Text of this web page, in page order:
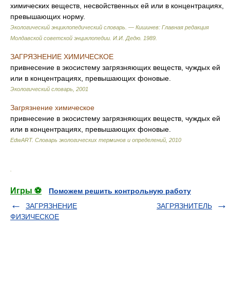
химических веществ, несвойственных ей или в концентрациях,
превышающих норму.
Экологический энциклопедический словарь. — Кишинев: Главная редакция
Молдавской советской энциклопедии И.И. Дедю 1989
ЗАГРЯЗНЕНИЕ ХИМИЧЕСКОЕ
привнесение в экосистему загрязняющих веществ, чуждых ей
или в концентрациях, превышающих фоновые.
Экологический словарь 2001
Загрязнение химическое
привнесение в экосистему загрязняющих веществ, чуждых ей
или в концентрациях, превышающих фоновые.
EdwART. Словарь экологических терминов и определений 2010
Игры ⚽
Поможем решить контрольную работу
ЗАГРЯЗНЕНИЕ
ФИЗИЧЕСКОЕ
ЗАГРЯЗНИТЕЛЬ